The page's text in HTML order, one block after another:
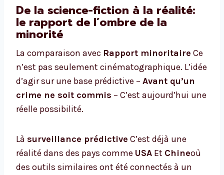
De la science-fiction à la réalité:
le rapport de l’ombre de la
minorité
La comparaison avec Rapport minoritaire Ce
n’est pas seulement cinématographique. L’idée
d’agir sur une base prédictive – Avant qu’un
crime ne soit commis – C’est aujourd’hui une
réelle possibilité.
Là surveillance prédictive C’est déjà une
réalité dans des pays comme USA Et Chineoù
des outils similaires ont été connectés à un